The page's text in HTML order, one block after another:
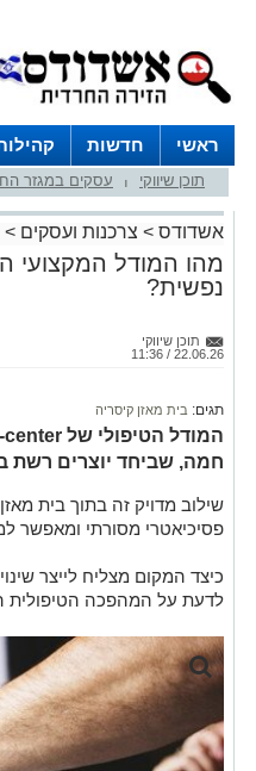
ראשי חדשות
תוכן שיווקי עסקים במגזר
אשדודס> צרכנות ועסקים >
מהו המודל המקצועי
נפשית?
תוכן שיווקי
22.06.26 / 11:36
תגים:בית מאזן קיסריה
חמה, שביחד יוצרים רשת
שילוב מדויק זה בתוך בית
פסיכיאטרי מסורתי ומאפשר
כיצד המקום מצליח לייצר
לדעת על המהפכה הטיפולית